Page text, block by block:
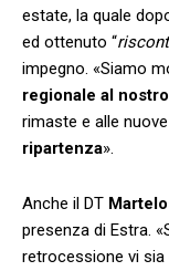
estate, la quale
ed ottenuto “
impegno. «Siamo
regionale al
rimaste e alle
ripartenza».
Anche il DT
presenza di Estra.
retrocessione vi sia